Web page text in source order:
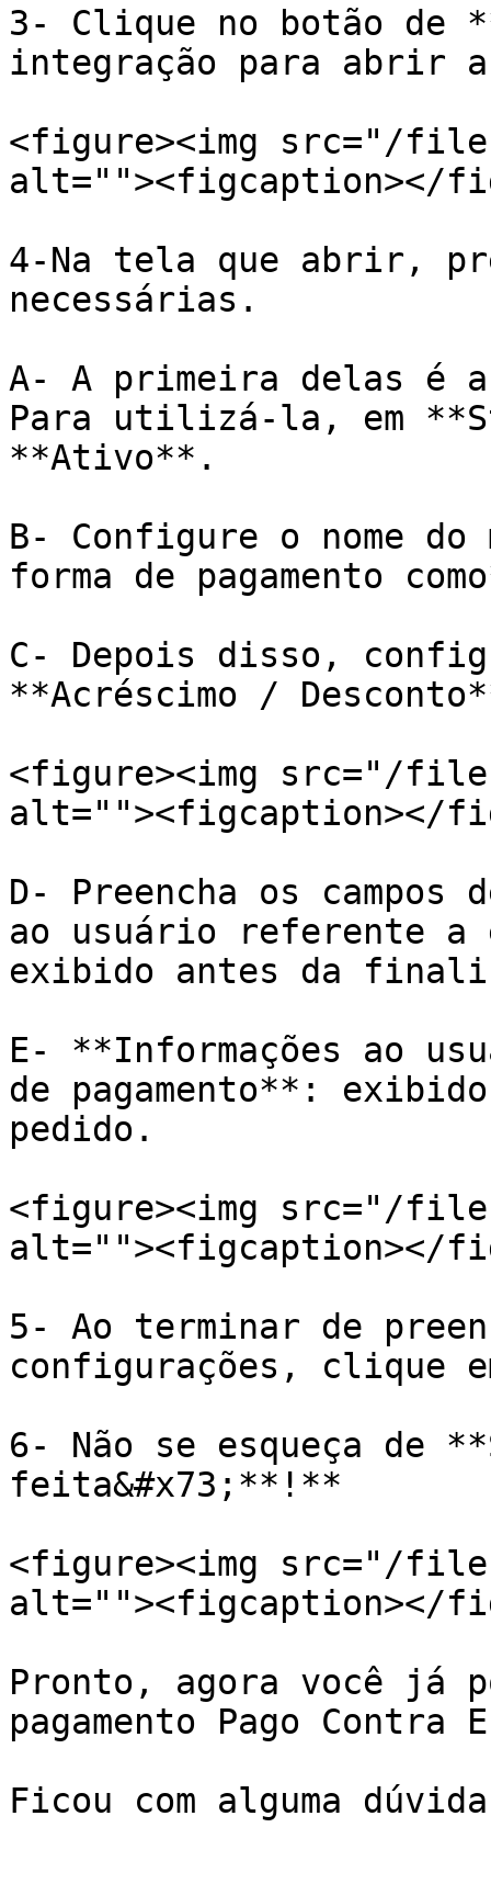
3- Clique no botão de
integração para abrir
<figure><img src="/files/
alt=""><figcaption></
4-Na tela que abrir,
necessárias.
A- A primeira delas é
Para utilizá-la, em
**Ativo**.
B- Configure o nome
forma de pagamento
C- Depois disso,
**Acréscimo /
<figure><img src="/
alt=""><figcaption></
D- Preencha os
ao usuário referente a
exibido antes da
E- **Informações ao
de pagamento**:
pedido.
<figure><img src="/files/
alt=""><figcaption></
5- Ao terminar de
configurações, clique
6- Não se esqueça de
feita&#x73;**!**
<figure><img src="/files/
alt=""><figcaption></
Pronto, agora você já
pagamento Pago Contra